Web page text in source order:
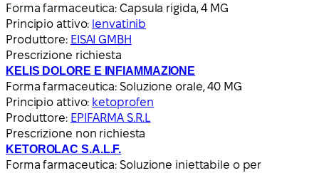
Forma farmaceutica: Capsula rigida, 4 MG
Principio attivo: lenvatinib
Produttore: EISAI GMBH
Prescrizione richiesta
KELIS DOLORE E INFIAMMAZIONE
Forma farmaceutica: Soluzione orale, 40 MG
Principio attivo: ketoprofen
Produttore: EPIFARMA S.R.L
Prescrizione non richiesta
KETOROLAC S.A.L.F.
Forma farmaceutica: Soluzione iniettabile o per